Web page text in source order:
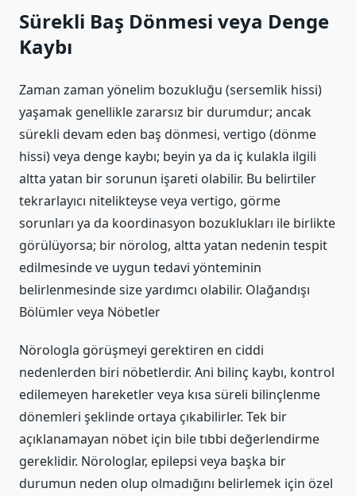
Sürekli Baş Dönmesi veya Denge
Kaybı
Zaman zaman yönelim bozukluğu (sersemlik hissi)
yaşamak genellikle zararsız bir durumdur; ancak
sürekli devam eden baş dönmesi, vertigo (dönme
hissi) veya denge kaybı; beyin ya da iç kulakla ilgili
altta yatan bir sorunun işareti olabilir. Bu belirtiler
tekrarlayıcı nitelikteyse veya vertigo, görme
sorunları ya da koordinasyon bozuklukları ile birlikte
görülüyorsa; bir nörolog, altta yatan nedenin tespit
edilmesinde ve uygun tedavi yönteminin
belirlenmesinde size yardımcı olabilir. Olağandışı
Bölümler veya Nöbetler
Nörologla görüşmeyi gerektiren en ciddi
nedenlerden biri nöbetlerdir. Ani bilinç kaybı, kontrol
edilemeyen hareketler veya kısa süreli bilinçlenme
dönemleri şeklinde ortaya çıkabilirler. Tek bir
açıklanamayan nöbet için bile tıbbi değerlendirme
gereklidir. Nörologlar, epilepsi veya başka bir
durumun neden olup olmadığını belirlemek için özel